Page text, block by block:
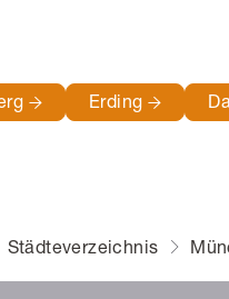
Erding
Städteverzeichnis